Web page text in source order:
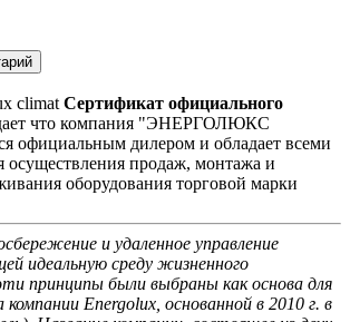
Сертификат официального
что компания "ЭНЕРГОЛЮКС
официальным дилером и обладает всеми
осуществления продаж, монтажа и
оборудования торговой марки
и удаленное управление
идеальную среду жизненного
принципы были выбраны как основа для
Energolux, основанной в 2010 г. в